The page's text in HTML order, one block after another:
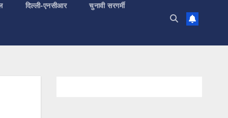
दिल्ली-एनसीआर चुनावी सरगर्मी